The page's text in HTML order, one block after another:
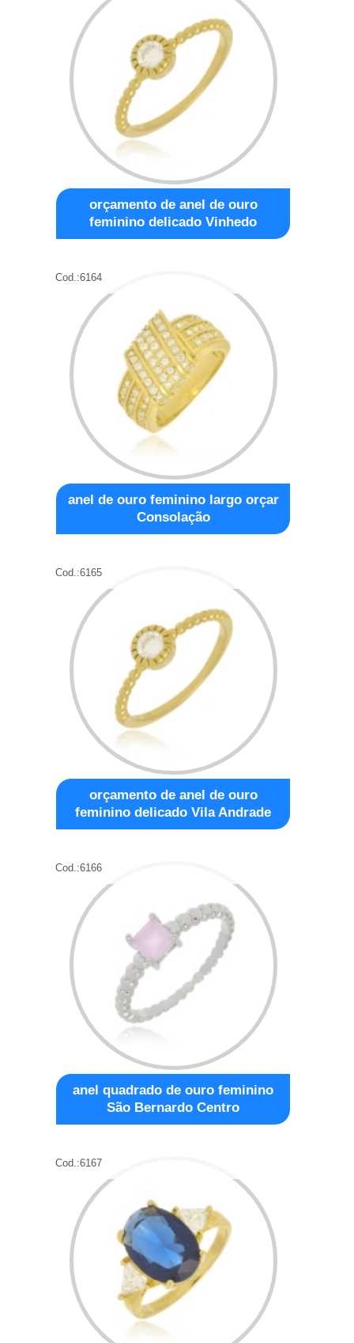
orçamento de anel de ouro
feminino delicado Vinhedo
Cod.:6164
anel de ouro feminino largo orçar
Consolação
Cod.:6165
orçamento de anel de ouro
feminino delicado Vila Andrade
Cod.:6166
anel quadrado de ouro feminino
São Bernardo Centro
Cod.:6167